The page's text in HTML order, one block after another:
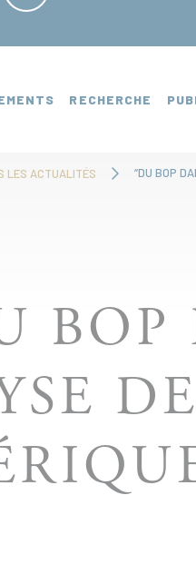
RECHERCHE
LES ACTUALITÉS
BOP